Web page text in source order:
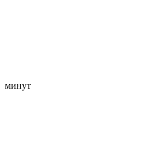
минут